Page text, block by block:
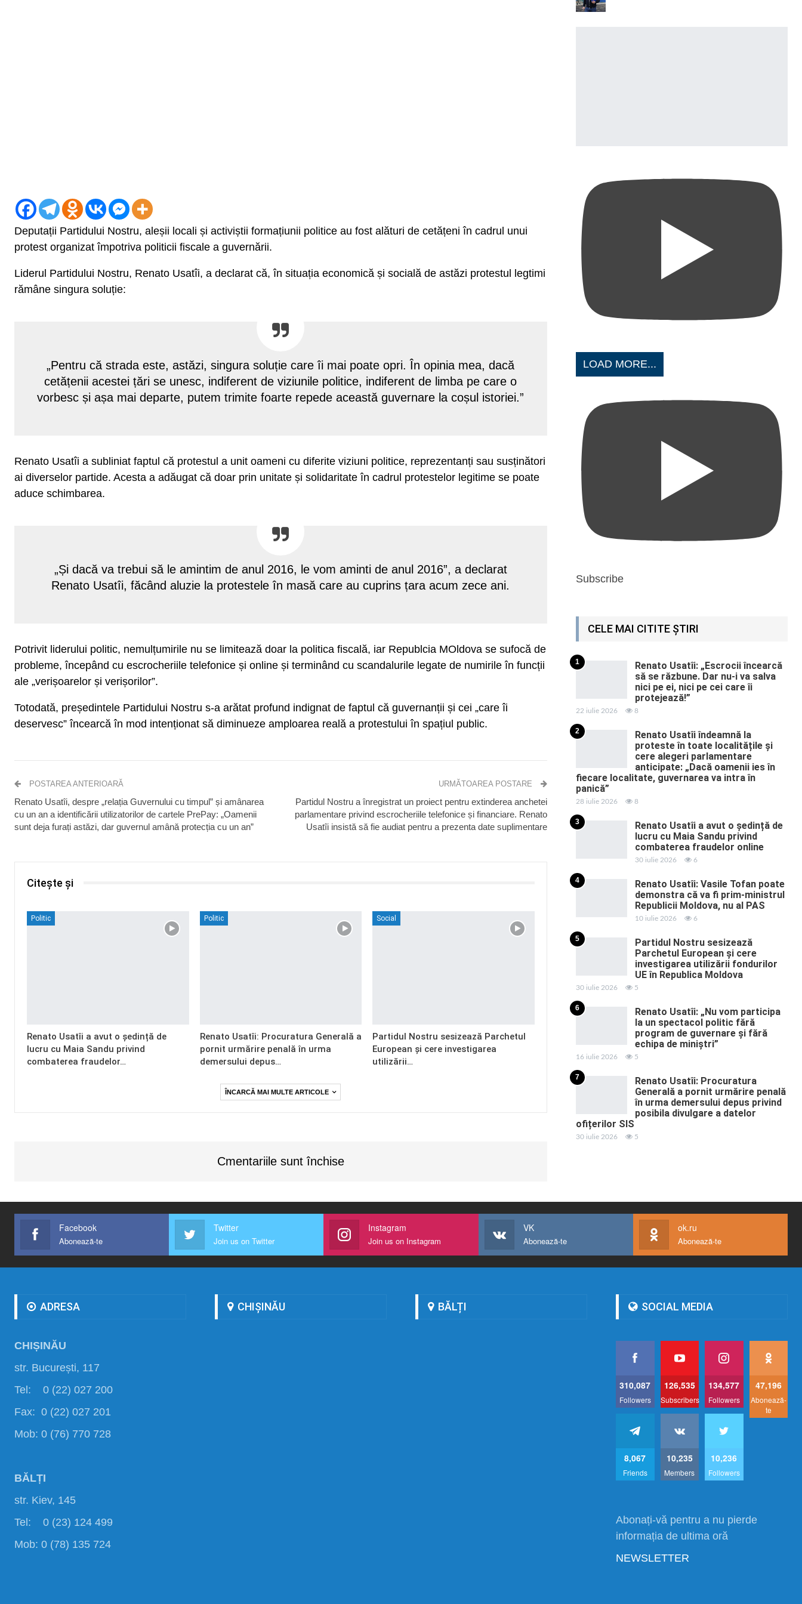
Deputații Partidului Nostru, aleșii locali și activiștii formațiunii politice au fost alături de cetățeni în cadrul unui
protest organizat împotriva politicii fiscale a guvernării.
Liderul Partidului Nostru, Renato Usatîi, a declarat că, în situația economică și socială de astăzi protestul legtimi
rămâne singura soluție:
„Pentru că strada este, astăzi, singura soluție care îi mai poate opri. În opinia mea, dacă
cetățenii acestei țări se unesc, indiferent de viziunile politice, indiferent de limba pe care o
vorbesc și așa mai departe, putem trimite foarte repede această guvernare la coșul istoriei.”
Renato Usatîi a subliniat faptul că protestul a unit oameni cu diferite viziuni politice, reprezentanți sau susținători
ai diverselor partide. Acesta a adăugat că doar prin unitate și solidaritate în cadrul protestelor legitime se poate
aduce schimbarea.
„Și dacă va trebui să le amintim de anul 2016, le vom aminti de anul 2016”, a declarat
Renato Usatîi, făcând aluzie la protestele în masă care au cuprins țara acum zece ani.
Potrivit liderului politic, nemulțumirile nu se limitează doar la politica fiscală, iar Republcia MOldova se sufocă de
probleme, începând cu escrocheriile telefonice și online și terminând cu scandalurile legate de numirile în funcții
ale „verișoarelor și verișorilor”.
Totodată, președintele Partidului Nostru s-a arătat profund indignat de faptul că guvernanții și cei „care îi
deservesc” încearcă în mod intenționat să diminueze amploarea reală a protestului în spațiul public.
POSTAREA ANTERIOARĂ
Renato Usatîi, despre „relația Guvernului cu timpul” și amânarea
cu un an a identificării utilizatorilor de cartele PrePay: „Oamenii
sunt deja furați astăzi, dar guvernul amână protecția cu un an”
URMĂTOAREA POSTARE
Partidul Nostru a înregistrat un proiect pentru extinderea anchetei
parlamentare privind escrocheriile telefonice și financiare. Renato
Usatîi insistă să fie audiat pentru a prezenta date suplimentare
Citește și
Politic
Renato Usatîi a avut o ședință de
lucru cu Maia Sandu privind
combaterea fraudelor…
Politic
Renato Usatîi: Procuratura Generală a
pornit urmărire penală în urma
demersului depus…
Social
Partidul Nostru sesizează Parchetul
European și cere investigarea
utilizării…
ÎNCARCĂ MAI MULTE ARTICOLE
Cmentariile sunt închise
LOAD MORE...
Subscribe
CELE MAI CITITE ȘTIRI
1
Renato Usatîi: „Escrocii încearcă
să se răzbune. Dar nu-i va salva
nici pe ei, nici pe cei care îi
protejează!”
22 iulie 2026 8
2
Renato Usatîi îndeamnă la
proteste în toate localitățile și
cere alegeri parlamentare
anticipate: „Dacă oamenii ies în
fiecare localitate, guvernarea va intra în
panică”
28 iulie 2026 8
3
Renato Usatîi a avut o ședință de
lucru cu Maia Sandu privind
combaterea fraudelor online
30 iulie 2026 6
4
Renato Usatîi: Vasile Tofan poate
demonstra că va fi prim-ministrul
Republicii Moldova, nu al PAS
10 iulie 2026 6
5
Partidul Nostru sesizează
Parchetul European și cere
investigarea utilizării fondurilor
UE în Republica Moldova
30 iulie 2026 5
6
Renato Usatîi: „Nu vom participa
la un spectacol politic fără
program de guvernare și fără
echipa de miniștri”
16 iulie 2026 5
7
Renato Usatîi: Procuratura
Generală a pornit urmărire penală
în urma demersului depus privind
posibila divulgare a datelor
ofițerilor SIS
30 iulie 2026 5
Facebook
Abonează-te
Twitter
Join us on Twitter
Instagram
Join us on Instagram
VK
Abonează-te
ok.ru
Abonează-te
ADRESA
CHIȘINĂU
str. București, 117
Tel: 0 (22) 027 200
Fax: 0 (22) 027 201
Mob: 0 (76) 770 728
BĂLȚI
str. Kiev, 145
Tel: 0 (23) 124 499
Mob: 0 (78) 135 724
CHIȘINĂU BĂLȚI SOCIAL MEDIA
310,087
Followers
126,535
Subscribers
134,577
Followers
47,196
Abonează-
te
8,067
Friends
10,235
Members
10,236
Followers
Abonați-vă pentru a nu pierde
informația de ultima oră
NEWSLETTER